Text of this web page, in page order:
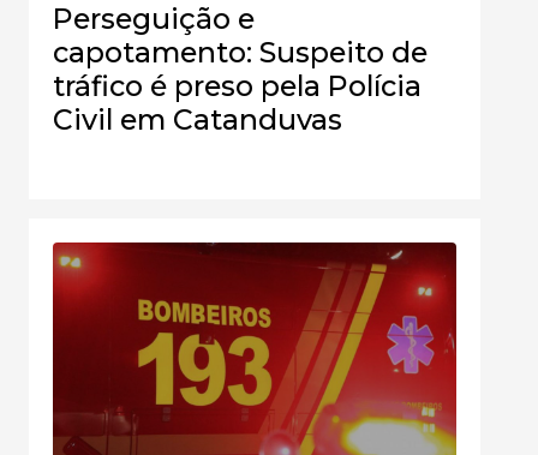
Perseguição e
capotamento: Suspeito de
tráfico é preso pela Polícia
Civil em Catanduvas